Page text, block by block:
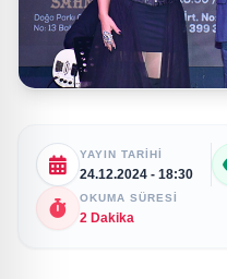
YAYIN TARIHI
24.12.2024 - 18:30
OKUMA SÜRESI
2 Dakika